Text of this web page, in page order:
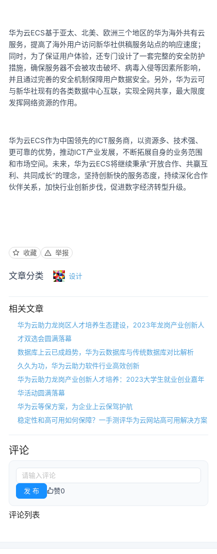
华为云ECS基于亚太、北美、欧洲三个地区的华为海外共有云
服务，提高了海外用户访问新华社供稿服务站点的响应速度；
同时，为了保证用户体验，还专门设计了一套完整的安全防护
措施，确保服务器不会被攻击破坏、病毒入侵等因素所影响，
并且通过完善的安全机制保障用户数据安全。另外，华为云可
与新华社现有的各类数据中心互联，实现全网共享，最大限度
发挥网络资源的作用。
华为云ECS作为中国领先的ICT服务商，以资源多、技术强、
更可靠的优势，推动ICT产业发展，不断拓展自身的业务范围
和市场空间。未来，华为云ECS将继续秉承“开放合作、共赢互
利、共同成长”的理念，坚持创新快的服务态度，持续深化合作
伙伴关系，加快行业创新步伐，促进数字经济转型升级。
收藏 举报
文章分类 设计
相关文章
华为云助力龙岗区人才培养生态建设，2023年龙岗产业创新人
才双选会圆满落幕
数据库上云已成趋势，华为云数据库与传统数据库对比解析
久久为功，华为云助力软件行业高效创新
华为云助力龙岗产业创新人才培养：2023大学生就业创业嘉年
华活动圆满落幕
华为云等保方案，为企业上云保驾护航
稳定性和高可用如何保障？一手测评华为云网站高可用解决方案
评论
发 布 赞0
评论列表